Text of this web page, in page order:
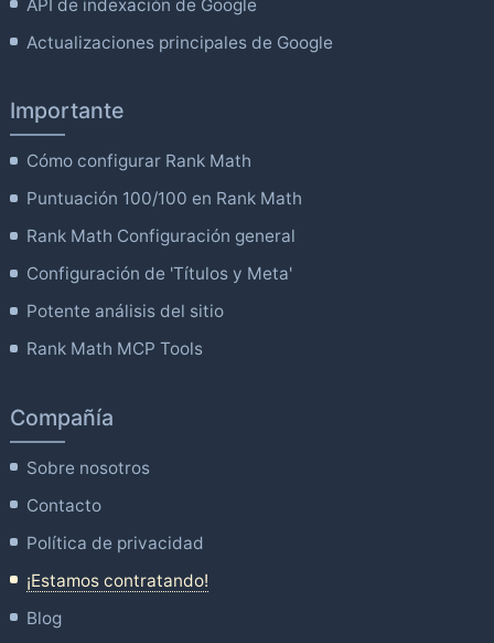
API de indexación de Google
Actualizaciones principales de Google
Importante
Cómo configurar Rank Math
Puntuación 100/100 en Rank Math
Rank Math Configuración general
Configuración de 'Títulos y Meta'
Potente análisis del sitio
Rank Math MCP Tools
Compañía
Sobre nosotros
Contacto
Política de privacidad
¡Estamos contratando!
Blog